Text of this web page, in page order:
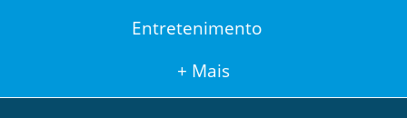
Entretenimento
+ Mais